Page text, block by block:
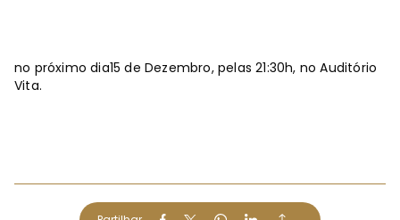
no próximo dia15 de Dezembro, pelas 21:30h, no Auditório
Vita.